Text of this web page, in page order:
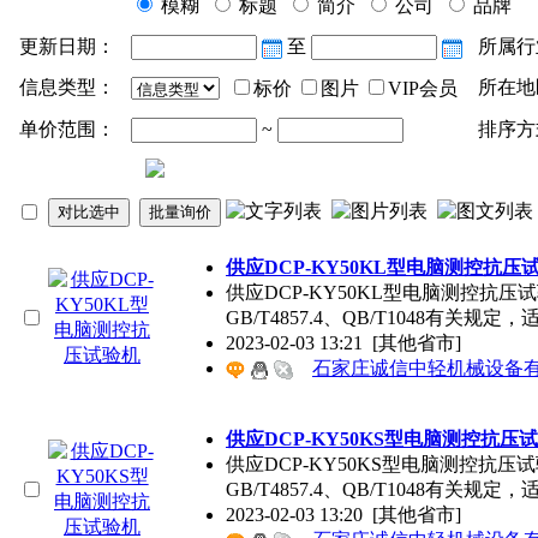
模糊 标题 简介 公司
品牌
更新日期：
至
所属
信息类型：
标价 图片 VIP会员 所在
单价范围： ~ 排序
供应DCP-KY50KL型电脑测控抗压
供应DCP-KY50KL型电脑测控抗压
GB/T4857.4、QB/T1048有关规定，
2023-02-03 13:21 [其他省市]
石家庄诚信中轻机械设备
供应DCP-KY50KS型电脑测控抗压
供应DCP-KY50KS型电脑测控抗压
GB/T4857.4、QB/T1048有关规定，
2023-02-03 13:20 [其他省市]